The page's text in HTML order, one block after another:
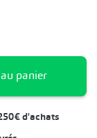
panier
d'achats